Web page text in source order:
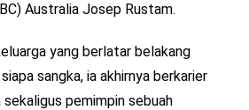
Australia Josep Rustam.
yang berlatar belakang
sangka, ia akhirnya berkarier
pemimpin sebuah